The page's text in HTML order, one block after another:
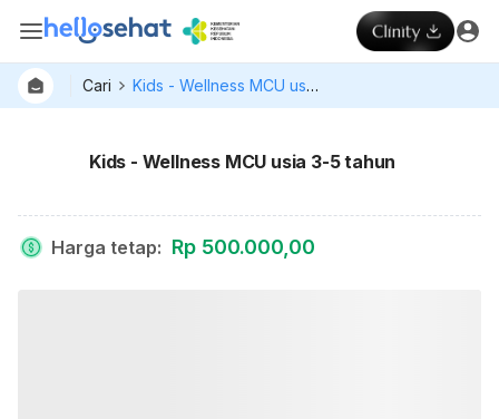
Cari Kids - Wellness MCU usia 3-5 tahun
Kids - Wellness MCU usia 3-5 tahun
Harga tetap: Rp 500.000,00